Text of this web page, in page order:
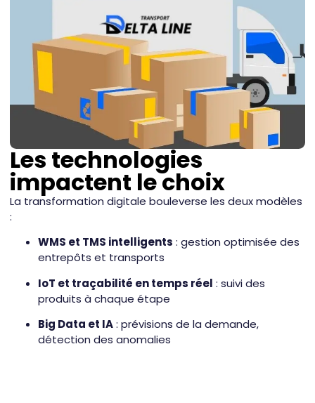
Les technologies
impactent le choix
La transformation digitale bouleverse les deux modèles
:
WMS et TMS intelligents : gestion optimisée des
entrepôts et transports
IoT et traçabilité en temps réel : suivi des
produits à chaque étape
Big Data et IA: prévisions de la demande,
détection des anomalies